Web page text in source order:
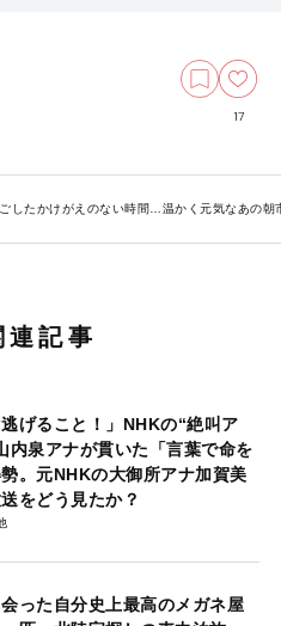
17
したかけがえのない時間…温かく元気なあの朝
連記事
逃げること！」NHKの“絶叫ア
内泉アナが貫いた「言葉で命を
。元NHKの大御所アナ加賀美
をどう見たか？
った自分史上最高のメガネ屋